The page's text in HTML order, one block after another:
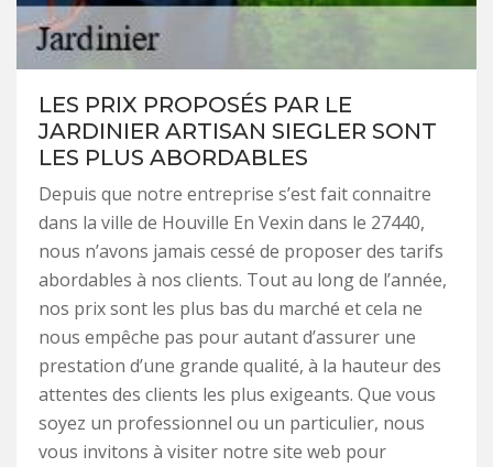
LES PRIX PROPOSÉS PAR LE
JARDINIER ARTISAN SIEGLER SONT
LES PLUS ABORDABLES
Depuis que notre entreprise s’est fait connaitre
dans la ville de Houville En Vexin dans le 27440,
nous n’avons jamais cessé de proposer des tarifs
abordables à nos clients. Tout au long de l’année,
nos prix sont les plus bas du marché et cela ne
nous empêche pas pour autant d’assurer une
prestation d’une grande qualité, à la hauteur des
attentes des clients les plus exigeants. Que vous
soyez un professionnel ou un particulier, nous
vous invitons à visiter notre site web pour